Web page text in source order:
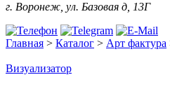
г. Воронеж, ул. Базовая д, 13Г
Главная > Каталог > Арт фактура
Визуализатор